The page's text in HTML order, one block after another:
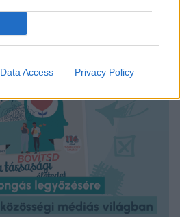
Data Access Privacy Policy